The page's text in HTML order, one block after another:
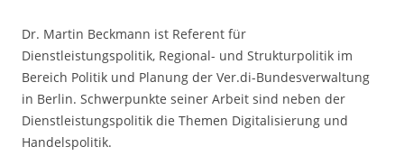
Dr. Martin Beckmann ist Referent für
Dienstleistungspolitik, Regional- und Strukturpolitik im
Bereich Politik und Planung der Ver.di-Bundesverwaltung
in Berlin. Schwerpunkte seiner Arbeit sind neben der
Dienstleistungspolitik die Themen Digitalisierung und
Handelspolitik.